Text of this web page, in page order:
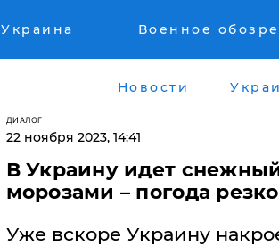
Украина Военное
Новости
ДИАЛОГ
22 ноября 2023, 14:41
В Украину идет
морозами – погода
Уже вскоре Украину